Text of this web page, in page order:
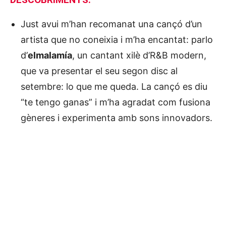
Just avui m’han recomanat una cançó d’un
artista que no coneixia i m’ha encantat: parlo
d’elmalamía, un cantant xilè d’R&B modern,
que va presentar el seu segon disc al
setembre: lo que me queda. La cançó es diu
“te tengo ganas” i m’ha agradat com fusiona
gèneres i experimenta amb sons innovadors.